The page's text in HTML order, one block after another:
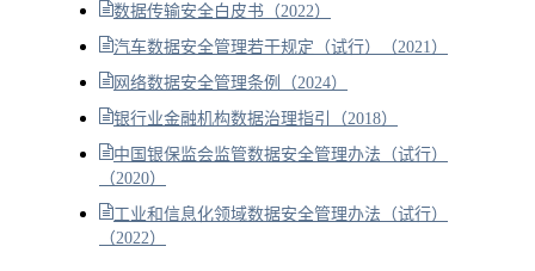
数据传输安全白皮书（2022）
汽车数据安全管理若干规定（试行）（2021）
网络数据安全管理条例（2024）
银行业金融机构数据治理指引（2018）
中国银保监会监管数据安全管理办法（试行）
（2020）
工业和信息化领域数据安全管理办法（试行）
（2022）